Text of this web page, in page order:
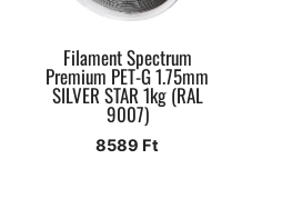
Filament Spectrum
Premium PET-G 1.75mm
SILVER STAR 1kg (RAL
9007)
8589 Ft